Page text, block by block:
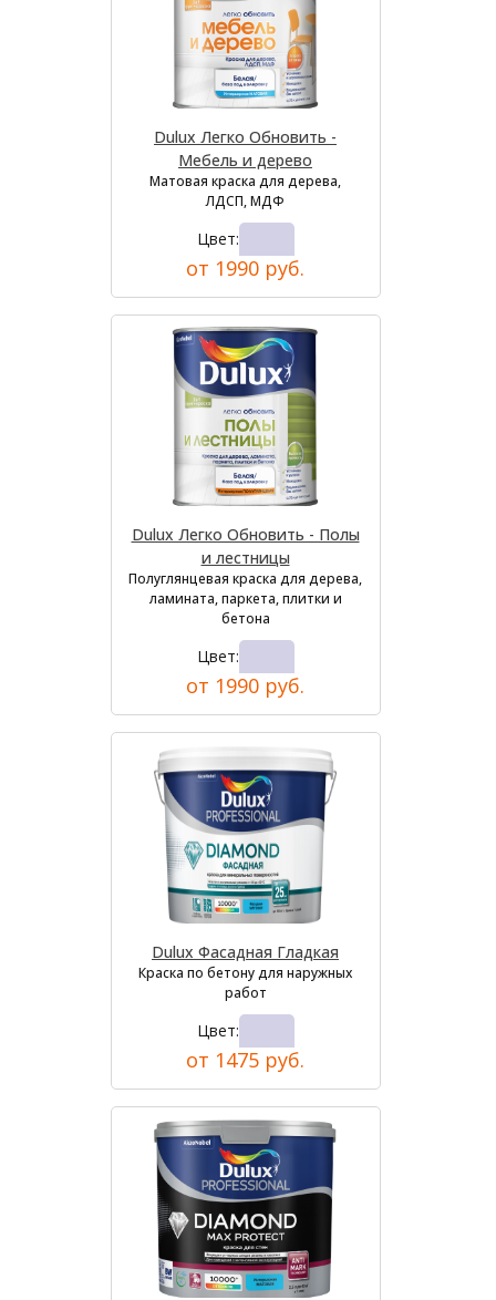
Dulux Легко Обновить -
Мебель и дерево
Матовая краска для дерева,
ЛДСП, МДФ
Цвет:
от 1990 руб.
Dulux Легко Обновить - Полы
и лестницы
Полуглянцевая краска для дерева,
ламината, паркета, плитки и
бетона
Цвет:
от 1990 руб.
Dulux Фасадная Гладкая
Краска по бетону для наружных
работ
Цвет:
от 1475 руб.